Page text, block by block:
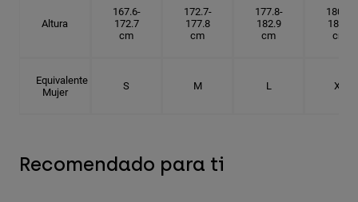
Altura
167.6-
172.7
cm
172.7-
177.8
cm
177.8-
182.9
cm
180.3-
185.5
cm
Equivalente
Mujer
S M L XL
Recomendado para ti